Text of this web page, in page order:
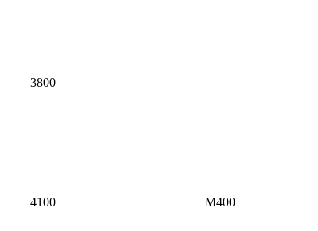
3800
М400
4100